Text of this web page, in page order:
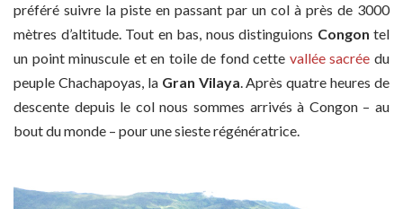
préféré suivre la piste en passant par un col à près de 3000
mètres d’altitude. Tout en bas, nous distinguions Congon tel
un point minuscule et en toile de fond cette vallée sacrée du
peuple Chachapoyas, la Gran Vilaya. Après quatre heures de
descente depuis le col nous sommes arrivés à Congon – au
bout du monde – pour une sieste régénératrice.